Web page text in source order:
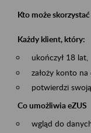
Kto może skorzystać
Każdy klient, który:
ukończył 18 lat,
założy konto na
potwierdzi
Co umożliwia eZUS
wgląd do